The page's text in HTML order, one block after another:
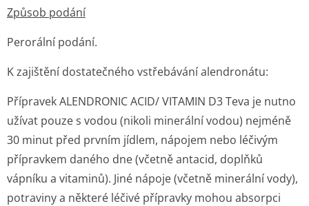
Způsob podání
Perorální podání.
K zajištění dostatečného vstřebávání alendronátu:
Přípravek ALENDRONIC ACID/ VITAMIN D3 Teva je nutno
užívat pouze s vodou (nikoli minerální vodou) nejméně
30 minut před prvním jídlem, nápojem nebo léčivým
přípravkem daného dne (včetně antacid, doplňků
vápníku a vitaminů). Jiné nápoje (včetně minerální vody),
potraviny a některé léčivé přípravky mohou absorpci